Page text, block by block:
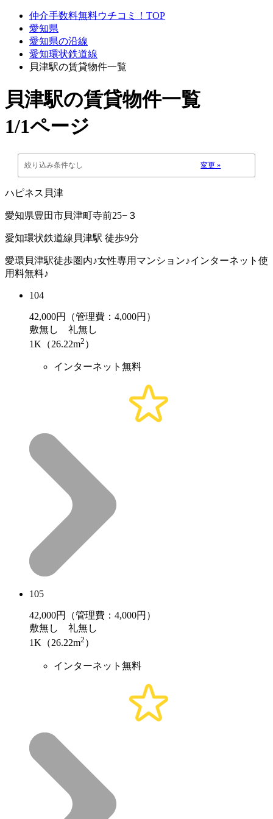
仲介手数料無料ウチコミ！TOP
愛知県
愛知県の沿線
愛知環状鉄道線
貝津駅の賃貸物件一覧
貝津駅の賃貸物件一覧
1/1ページ
絞り込み条件なし 変更 »
ハピネス貝津
愛知県豊田市貝津町寺前25−３
愛知環状鉄道線貝津駅 徒歩9分
愛環貝津駅徒歩圏内♪女性専用マンション♪インターネット使
用料無料♪
104
42,000円（管理費：4,000円）
敷無し 礼無し
1K（26.22m2 ）
インターネット無料
105
42,000円（管理費：4,000円）
敷無し 礼無し
1K（26.22m2 ）
インターネット無料